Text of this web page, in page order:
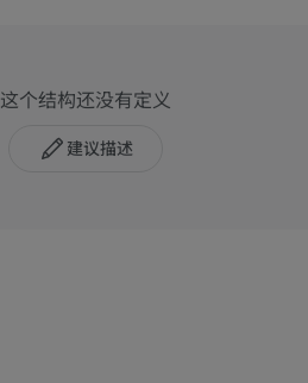
这个结构还没有定义
建议描述